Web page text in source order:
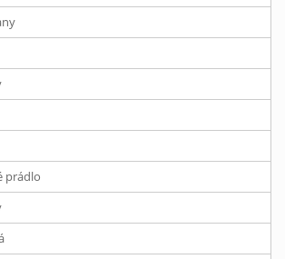
prádlo